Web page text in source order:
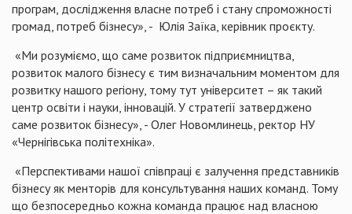
програм, дослідження власне потреб і стану спроможності
громад, потреб бізнесу», - Юлія Заїка, керівник проєкту.
«Ми розуміємо, що саме розвиток підприємництва,
розвиток малого бізнесу є тим визначальним моментом для
розвитку нашого регіону, тому тут університет – як такий
центр освіти і науки, інновацій. У стратегії затверджено
саме розвиток бізнесу», - Олег Новомлинець, ректор НУ
«Чернігівська політехніка».
«Перспективами нашої співпраці є залучення представників
бізнесу як менторів для консультування наших команд. Тому
що безпосередньо кожна команда працює над власною